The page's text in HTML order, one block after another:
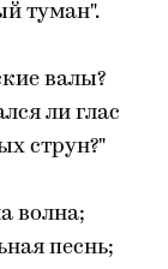
туман".
валы?
ли глас
струн?"
волна;
песнь;